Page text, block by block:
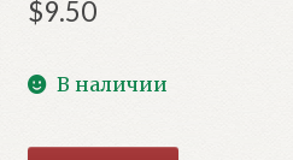
$9.50
В наличии